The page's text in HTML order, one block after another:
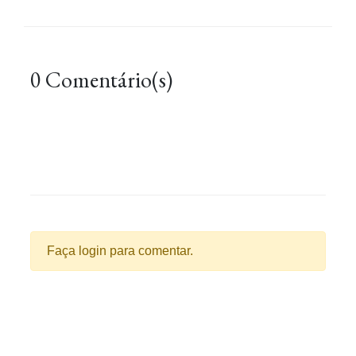
0 Comentário(s)
Faça login para comentar.